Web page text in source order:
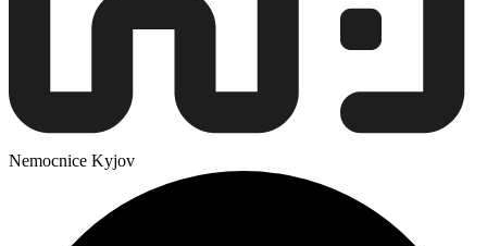
Nemocnice Kyjov